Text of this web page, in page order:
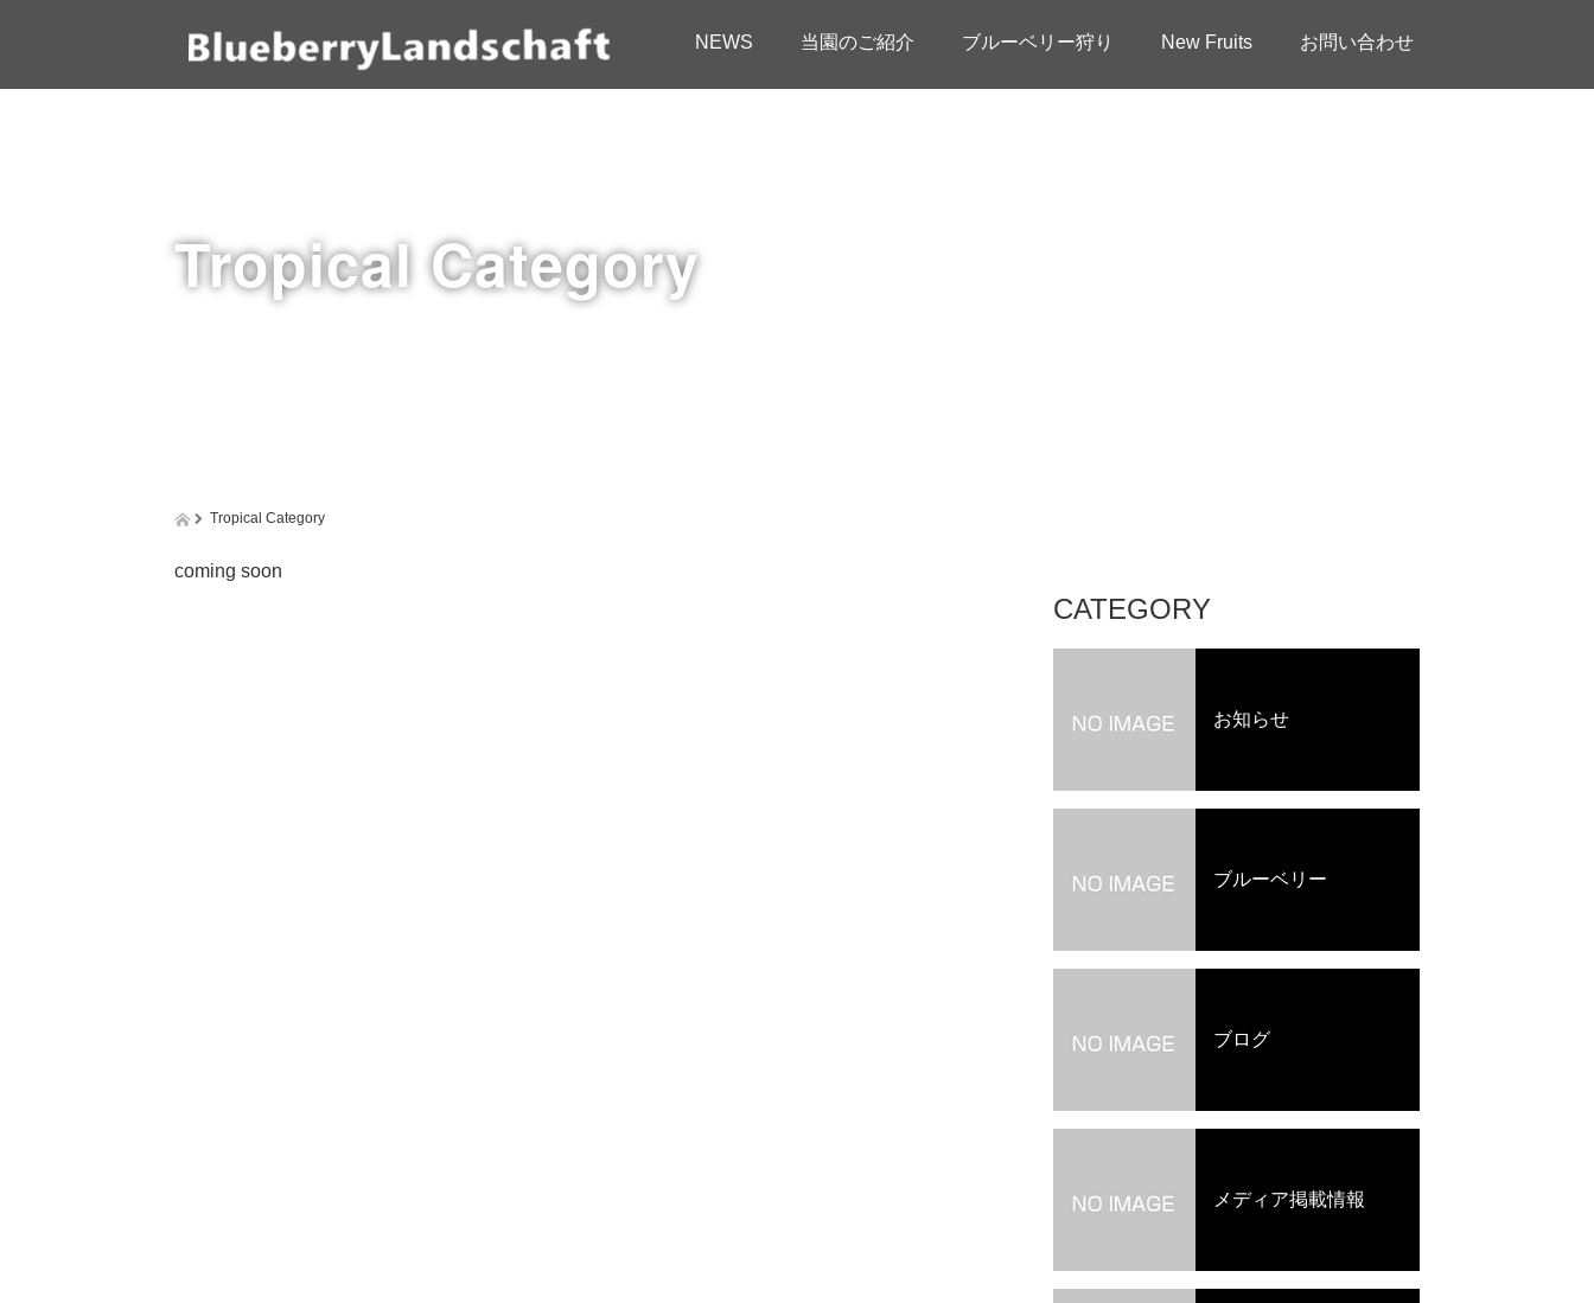
NEWS 当園のご紹介 ブルーベリー狩り New Fruits お問い合わせ
Tropical Category
Tropical Category
coming soon
CATEGORY
お知らせ
ブルーベリー
ブログ
メディア掲載情報